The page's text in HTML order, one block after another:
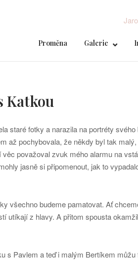
Proměna Galerie
Katkou
staré fotky a narazila na portréty
až pochybovala, že někdy byl tak
považoval zvuk mého alarmu na
jasně si připomenout, jak to
všechno budeme pamatovat. Ať
utíkají z hlavy. A přitom spousta
s Pavlem a teď i malým Bertíkem